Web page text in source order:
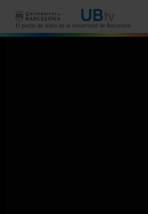
El portal de vídeo de la Universitat de Barcelona